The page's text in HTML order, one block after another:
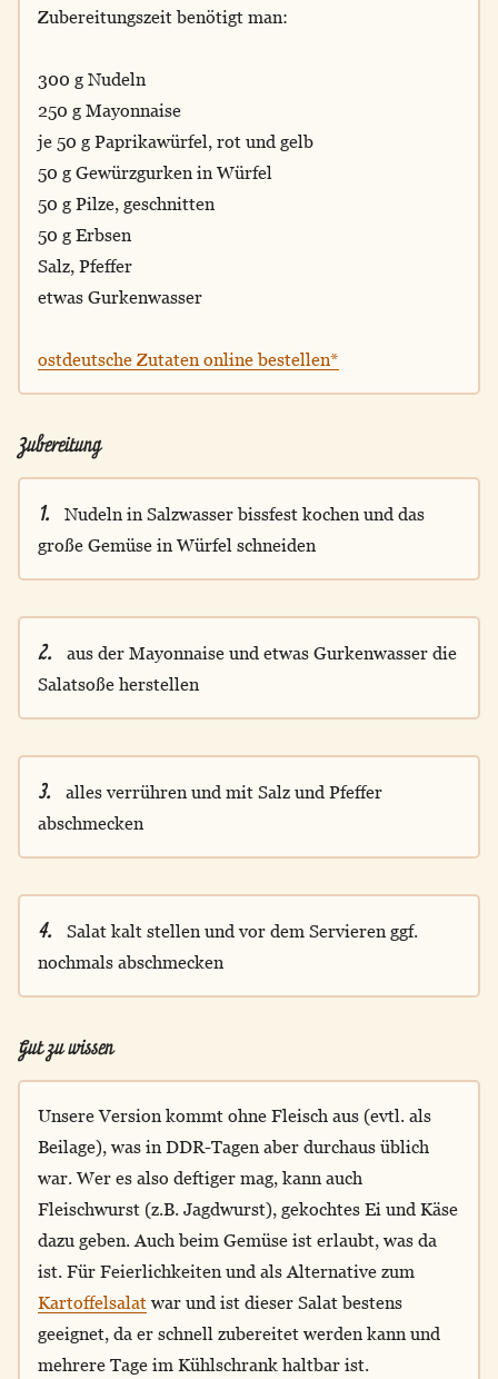
Zubereitungszeit benötigt man:
300 g Nudeln
250 g Mayonnaise
je 50 g Paprikawürfel, rot und gelb
50 g Gewürzgurken in Würfel
50 g Pilze, geschnitten
50 g Erbsen
Salz, Pfeffer
etwas Gurkenwasser
ostdeutsche Zutaten online bestellen*
Zubereitung
1.
Nudeln in Salzwasser bissfest kochen und das
große Gemüse in Würfel schneiden
2.
aus der Mayonnaise und etwas Gurkenwasser die
Salatsoße herstellen
3.
alles verrühren und mit Salz und Pfeffer
abschmecken
4.
Salat kalt stellen und vor dem Servieren ggf.
nochmals abschmecken
Gut zu wissen
Unsere Version kommt ohne Fleisch aus (evtl. als
Beilage), was in DDR-Tagen aber durchaus üblich
war. Wer es also deftiger mag, kann auch
Fleischwurst (z.B. Jagdwurst), gekochtes Ei und Käse
dazu geben. Auch beim Gemüse ist erlaubt, was da
ist. Für Feierlichkeiten und als Alternative zum
Kartoffelsalat war und ist dieser Salat bestens
geeignet, da er schnell zubereitet werden kann und
mehrere Tage im Kühlschrank haltbar ist.